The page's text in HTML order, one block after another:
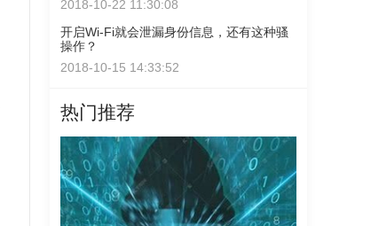
2018-10-22 11:30:08
开启Wi-Fi就会泄漏身份信息，还有这种骚
操作？
2018-10-15 14:33:52
热门推荐